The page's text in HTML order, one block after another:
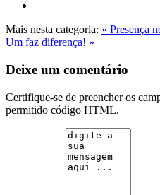
Mais nesta categoria: « Presença
Um faz diferença! »
Deixe um comentário
Certifique-se de preencher os
permitido código HTML.